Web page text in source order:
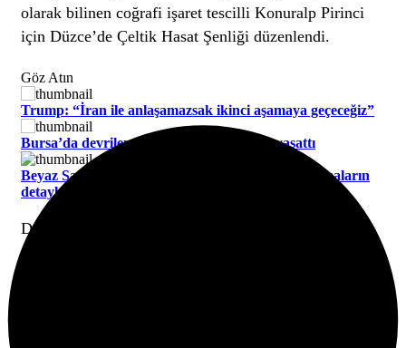
olarak bilinen coğrafi işaret tescilli Konuralp Pirinci
için Düzce’de Çeltik Hasat Şenliği düzenlendi.
Göz Atın
Trump: “İran ile anlaşamazsak ikinci aşamaya geçeceğiz”
Bursa’da devrilen ağaç korku dolu anlar yaşattı
Beyaz Saray, ABD-Suudi ortaklığına ilişkin anlaşmaların
detaylarını açıkladı
Düzce Valiliği himayelerinde Düzce İl Tarım ve
Orman Müdürlüğü ile İl Özel İdaresi iş birliğiyle